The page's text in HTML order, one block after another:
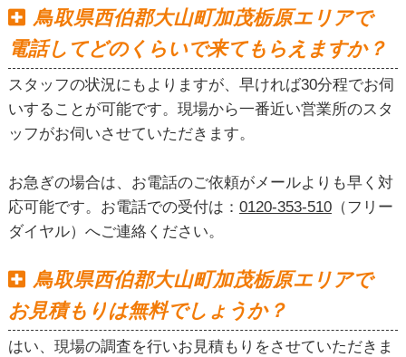
鳥取県西伯郡大山町加茂栃原エリアで
電話してどのくらいで来てもらえますか？
スタッフの状況にもよりますが、早ければ30分程でお伺
いすることが可能です。現場から一番近い営業所のスタ
ッフがお伺いさせていただきます。
お急ぎの場合は、お電話のご依頼がメールよりも早く対
応可能です。お電話での受付は： 0120-353-510（フリー
ダイヤル）へご連絡ください。
鳥取県西伯郡大山町加茂栃原エリアで
お見積もりは無料でしょうか？
はい、現場の調査を行いお見積もりをさせていただきま